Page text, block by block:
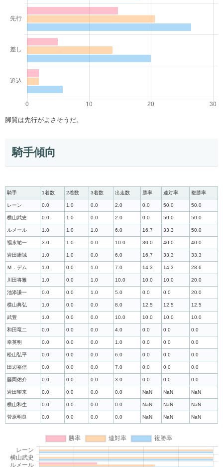
脚質は先行がよさそうだ。
騎手傾向
騎手 1着数 2着数 3着数 出走数 勝率 連対率 複勝率
レーン 0.0 1.0 0.0 2.0 0.0 50.0 50.0
横山武史 0.0 1.0 0.0 2.0 0.0 50.0 50.0
ルメール 1.0 1.0 1.0 6.0 16.7 33.3 50.0
福永祐一 3.0 1.0 0.0 10.0 30.0 40.0 40.0
岩田康誠 1.0 1.0 0.0 6.0 16.7 33.3 33.3
Ｍ．デム 1.0 0.0 1.0 7.0 14.3 14.3 28.6
川田将雅 1.0 0.0 1.0 10.0 10.0 10.0 20.0
池添謙一 0.0 0.0 1.0 5.0 0.0 0.0 20.0
横山典弘 1.0 0.0 0.0 8.0 12.5 12.5 12.5
武豊 1.0 0.0 0.0 10.0 10.0 10.0 10.0
和田竜二 0.0 0.0 0.0 4.0 0.0 0.0 0.0
幸英明 0.0 0.0 0.0 1.0 0.0 0.0 0.0
松山弘平 0.0 0.0 0.0 6.0 0.0 0.0 0.0
田辺裕信 0.0 0.0 0.0 7.0 0.0 0.0 0.0
藤岡佑介 0.0 0.0 0.0 3.0 0.0 0.0 0.0
岩田望来 0.0 0.0 0.0 0.0 NaN NaN NaN
横山和生 0.0 0.0 0.0 0.0 NaN NaN NaN
菅原明良 0.0 0.0 0.0 0.0 NaN NaN NaN